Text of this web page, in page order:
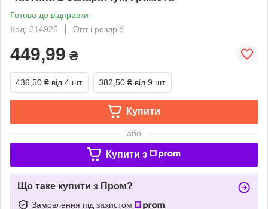
Готово до відправки
Код: 214925
Опт і роздріб
449,99 ₴
436,50 ₴ від 4 шт. 382,50 ₴ від 9 шт.
Купити
або
Купити з
Що таке купити з Пром?
Замовлення під захистом